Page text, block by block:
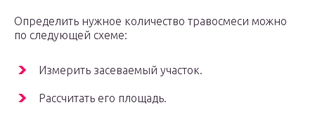
Определить нужное количество травосмеси можно
по следующей схеме:
Измерить засеваемый участок.
Рассчитать его площадь.